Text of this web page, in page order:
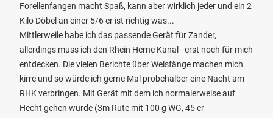
Forellenfangen macht Spaß, kann aber wirklich jeder und ein 2
Kilo Döbel an einer 5/6 er ist richtig was...
Mittlerweile habe ich das passende Gerät für Zander,
allerdings muss ich den Rhein Herne Kanal - erst noch für mich
entdecken. Die vielen Berichte über Welsfänge machen mich
kirre und so würde ich gerne Mal probehalber eine Nacht am
RHK verbringen. Mit Gerät mit dem ich normalerweise auf
Hecht gehen würde (3m Rute mit 100 g WG, 45 er